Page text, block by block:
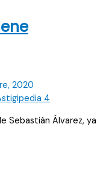
2020
Sebastián Álvarez, ya